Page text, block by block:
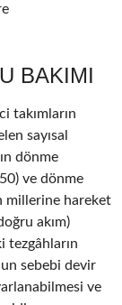
BAKIMI
takımların
sayısal
dönme
ve dönme
millerine hareket
akım)
tezgâhların
sebebi devir
ve